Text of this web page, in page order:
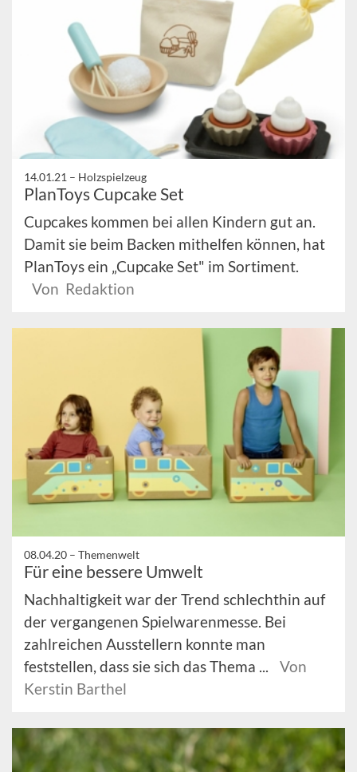
14.01.21 – Holzspielzeug
PlanToys Cupcake Set
Cupcakes kommen bei allen Kindern gut an.
Damit sie beim Backen mithelfen können, hat
PlanToys ein „Cupcake Set" im Sortiment.
Von Redaktion
08.04.20 – Themenwelt
Für eine bessere Umwelt
Nachhaltigkeit war der Trend schlechthin auf
der vergangenen Spielwarenmesse. Bei
zahlreichen Ausstellern konnte man
feststellen, dass sie sich das Thema ...
Von
Kerstin Barthel